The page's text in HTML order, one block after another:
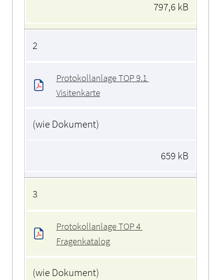
797,6 kB
2
Protokollanlage TOP 9.1
Visitenkarte
(wie Dokument)
659 kB
3
Protokollanlage TOP 4
Fragenkatalog
(wie Dokument)